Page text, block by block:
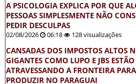
A PSICOLOGIA EXPLICA POR QUE
PESSOAS SIMPLESMENTE NÃO
PEDIR DESCULPAS
02/08/2026 06:18 128 visualizações
CANSADAS DOS IMPOSTOS ALTOS
GIGANTES COMO LUPO E JBS ESTÃO
ATRAVESSANDO A FRONTEIRA PARA
PRODUZIR NO PARAGUAI